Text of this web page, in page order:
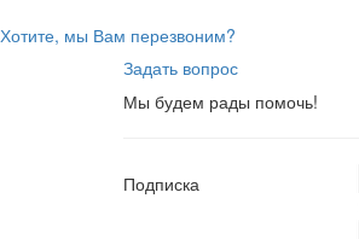
Хотите, мы Вам перезвоним?
Задать вопрос
Мы будем рады помочь!
Подписка